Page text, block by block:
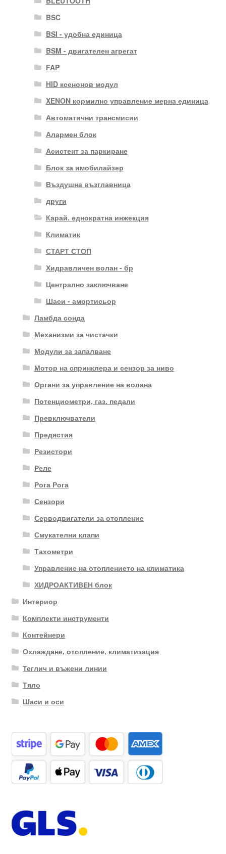
BSC
BSI - удобна единица
BSM - двигателен агрегат
FAP
HID ксенонов модул
XENON кормилно управление мерна единица
Автоматични трансмисии
Алармен блок
Асистент за паркиране
Блок за имобилайзер
Въздушна възглавница
други
Карай. еднократна инжекция
Климатик
СТАРТ СТОП
Хидравличен волан - бр
Централно заключване
Шаси - амортисьор
Ламбда сонда
Механизми за чистачки
Модули за запалване
Мотор на спринклера и сензор за ниво
Органи за управление на волана
Потенциометри, газ. педали
Превключватели
Предястия
Резистори
Реле
Рога Рога
Сензори
Серводвигатели за отопление
Смукателни клапи
Тахометри
Управление на отоплението на климатика
ХИДРОАКТИВЕН блок
Интериор
Комплекти инструменти
Контейнери
Охлаждане, отопление, климатизация
Теглич и въжени линии
Тяло
Шаси и оси